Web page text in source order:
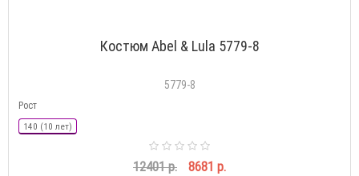
Костюм Abel & Lula 5779-8
5779-8
Рост
140 (10 лет)
12401 р. 8681 р.